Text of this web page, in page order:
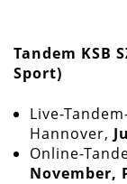
Tandem KSB
Sport)
Live-
Hannover,
Online-
November,